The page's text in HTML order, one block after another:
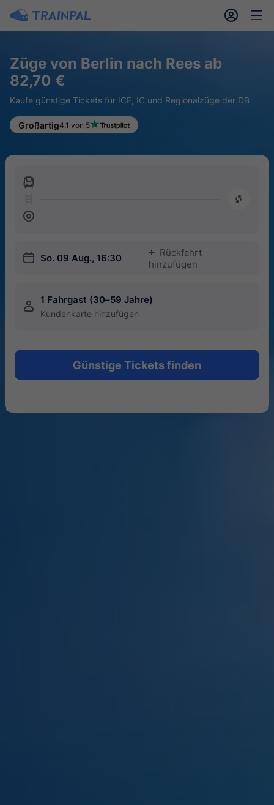
󱎓 󱒨
Züge von Berlin nach Rees ab
82,70 €
Kaufe günstige Tickets für ICE, IC und Regionalzüge der DB
Großartig4.1 von 5
󱍉
󰿠
󱒣
󱎗 So. 09 Aug., 16:30
󱅇
Rückfahrt
hinzufügen
󱍂 1 Fahrgast (30–59 Jahre)
Kundenkarte hinzufügen
Günstige Tickets finden